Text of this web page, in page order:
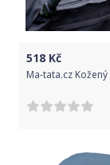
518 Kč